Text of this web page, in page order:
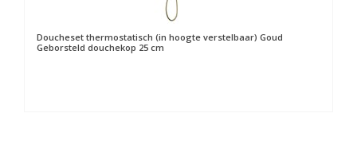
Doucheset thermostatisch (in hoogte verstelbaar) Goud
Geborsteld douchekop 25 cm